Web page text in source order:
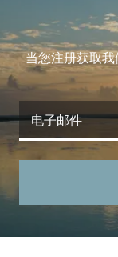
当您注册获取
电子邮件